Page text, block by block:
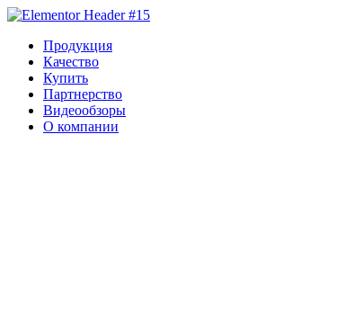
Перейти
содержимому
Продукция
Качество
Купить
Партнерство
Видеообзоры
О компании